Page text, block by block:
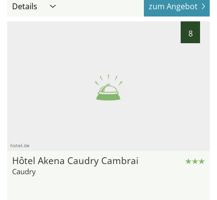
Details zum Angebot
8
hotel.de
Hôtel Akena Caudry Cambrai
Caudry